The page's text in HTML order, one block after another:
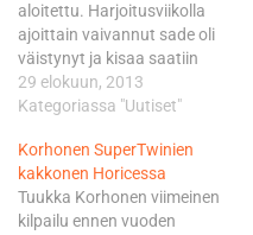
aloitettu. Harjoitusviikolla
ajoittain vaivannut sade oli
väistynyt ja kisaa saatiin
ajaa erinomaisissa
olosuhteissa. Suomalaisista
Tuukka Korhonen, Tapio
Mustonen ja Miitri Suhonen.
Tällä kaudella
eurooppalaiseen
29 elokuun, 2013
Kategoriassa "Uutiset"
Korhonen SuperTwinien
kakkonen Horicessa
Tuukka Korhonen viimeinen
kilpailu ennen vuoden